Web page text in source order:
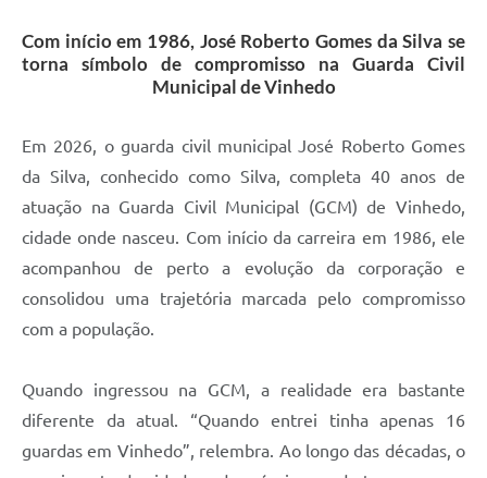
Contas Públicas
Links Úteis
Serviços Online
Com início em 1986, José Roberto Gomes da Silva se
torna símbolo de compromisso na Guarda Civil
Municipal de Vinhedo
Em 2026, o guarda civil municipal José Roberto Gomes
da Silva, conhecido como Silva, completa 40 anos de
atuação na Guarda Civil Municipal (GCM) de Vinhedo,
cidade onde nasceu. Com início da carreira em 1986, ele
acompanhou de perto a evolução da corporação e
consolidou uma trajetória marcada pelo compromisso
com a população.
Quando ingressou na GCM, a realidade era bastante
diferente da atual. “Quando entrei tinha apenas 16
guardas em Vinhedo”, relembra. Ao longo das décadas, o